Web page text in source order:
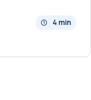
4 min